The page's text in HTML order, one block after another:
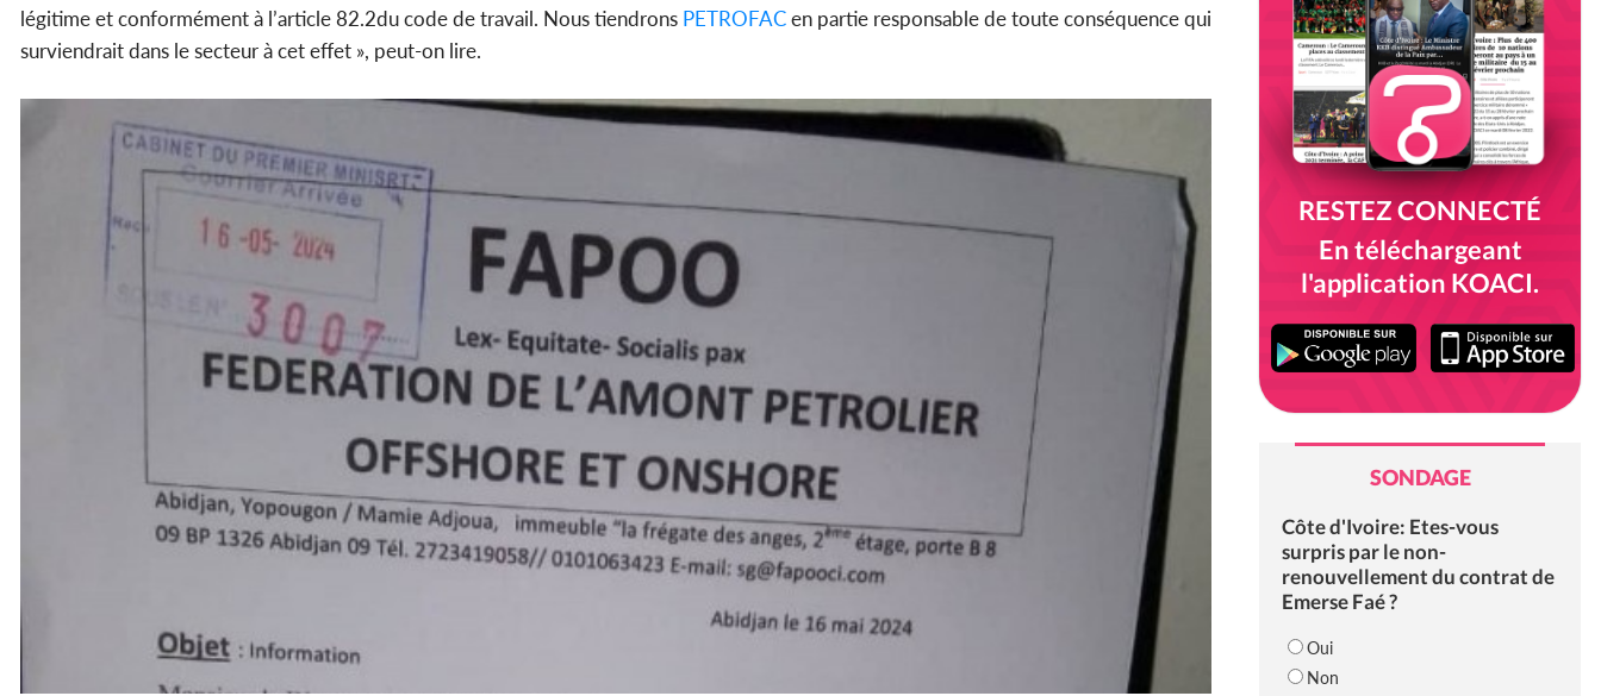
légitime et conformément à l’article 82.2du code de travail. Nous tiendrons PETROFACen partie responsable de toute conséquence qui
surviendrait dans le secteur à cet effet », peut-on lire.
RESTEZ CONNECTÉ
En téléchargeant
l'application KOACI.
SONDAGE
Côte d'Ivoire: Etes-vous
surpris par le non-
renouvellement du contrat de
Emerse Faé ?
Oui
Non